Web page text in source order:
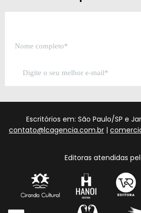
Escritórios em: São Paulo/SP e
contato@lcagencia.com.br |
Editoras atendidas